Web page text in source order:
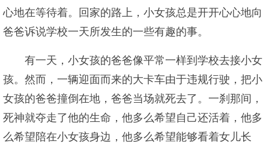
心地在等待着。回家的路上，小女孩总是开开心心地向
爸爸诉说学校一天所发生的一些有趣的事。
有一天，小女孩的爸爸像平常一样到学校去接小女
孩。然而，一辆迎面而来的大卡车由于违规行驶，把小
女孩的爸爸撞倒在地，爸爸当场就死去了。一刹那间，
死神就夺走了他的生命，他多么希望自己还活着，他多
么希望陪在小女孩身边，他多么希望能够看着女儿长